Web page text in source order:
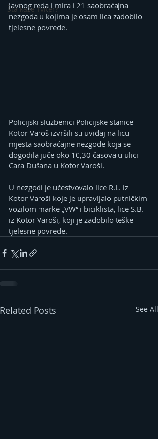
Šta kaže Tviter?
javnog reda i mira i 21 saobraćajna
nezgoda u kojima je osam lica zadobilo
tjelesne povrede.
Policijski službenici Policijske stanice
Kotor Varoš izvršili su uviđaj na licu
mjesta saobraćajne nezgode koja se
dogodila juče oko 10,30 časova u ulici
Cara Dušana u Kotor Varoši.
U nezgodi je učestvovalo lice R.L. iz
Kotor Varoši koje je upravljalo putničkim
vozilom marke „VW“ i biciklista, lice S.B.
iz Kotor Varoši, koji je zadobilo teške
tjelesne povrede.
Related Posts See All